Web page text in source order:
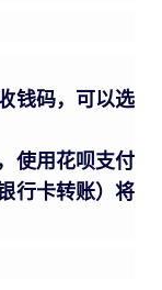
钱码，可以选
使用花呗支付
行卡转账）将